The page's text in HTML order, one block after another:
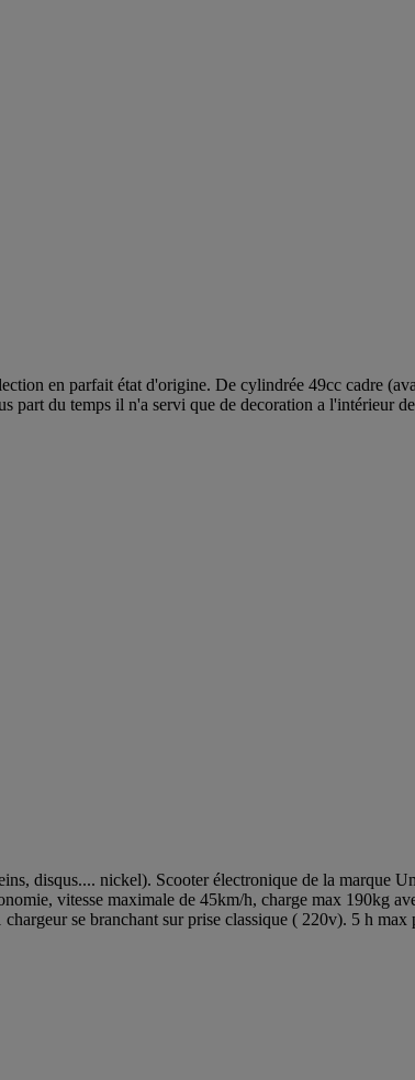
en parfait état d'origine. De cylindrée 49cc cadre
part du temps il n'a servi que de decoration a l'intérieur
disqus.... nickel). Scooter électronique de la marque
vitesse maximale de 45km/h, charge max 190kg
se branchant sur prise classique ( 220v). 5 h